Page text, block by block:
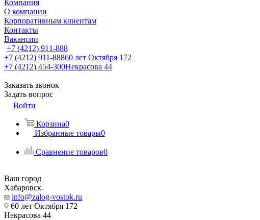
Компания
О компании
Корпоративным клиентам
Контакты
Вакансии
+7 (4212) 911-888
+7 (4212) 911-88860 лет Октября 172
+7 (4212) 454-300Некрасова 44
Заказать звонок
Задать вопрос
Войти
Корзина0
Избранные товары0
Сравнение товаров0
Ваш город
Хабаровск
info@zalog-vostok.ru
60 лет Октября 172
Некрасова 44